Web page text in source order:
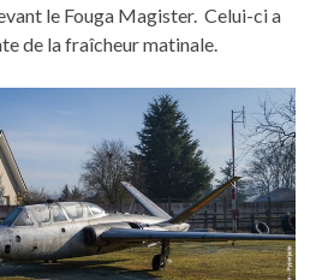
le Fouga Magister. Celui-ci a
de la fraîcheur matinale.